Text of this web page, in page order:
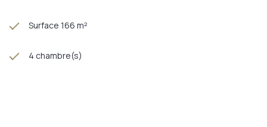
Surface 166 m²
4 chambre(s)